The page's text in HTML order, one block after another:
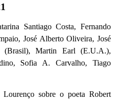
Santiago Costa, Fernando
José Alberto Oliveira, José
(Brasil), Martin Earl (E.U.A.),
Sofia A. Carvalho, Tiago
sobre o poeta Robert